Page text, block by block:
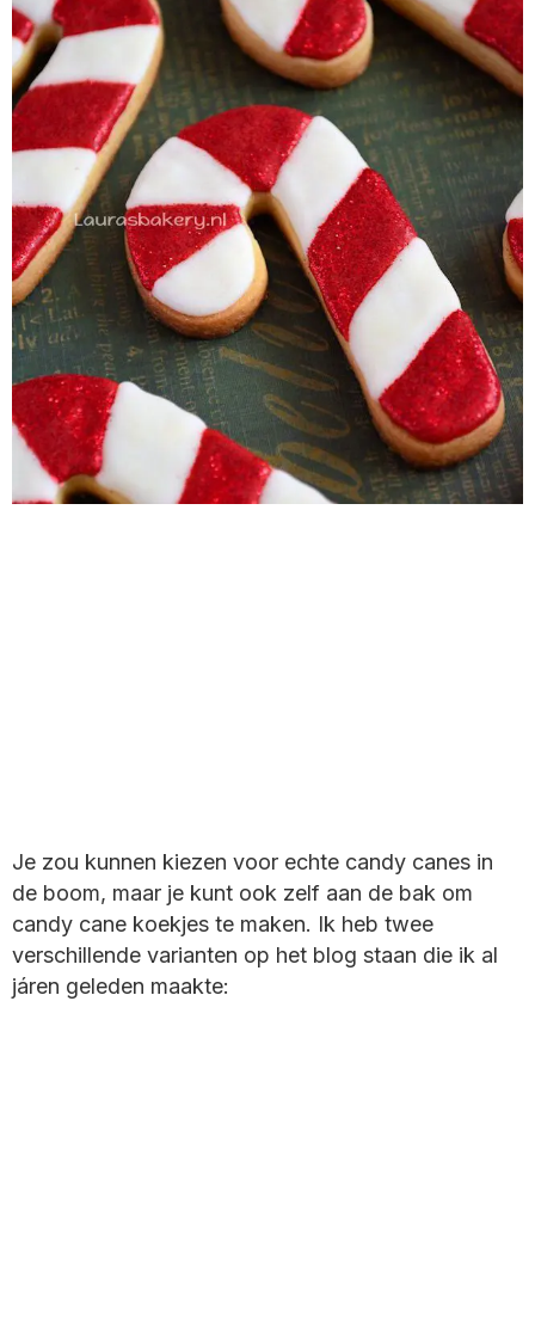
Je zou kunnen kiezen voor echte candy canes in
de boom, maar je kunt ook zelf aan de bak om
candy cane koekjes te maken. Ik heb twee
verschillende varianten op het blog staan die ik al
járen geleden maakte: